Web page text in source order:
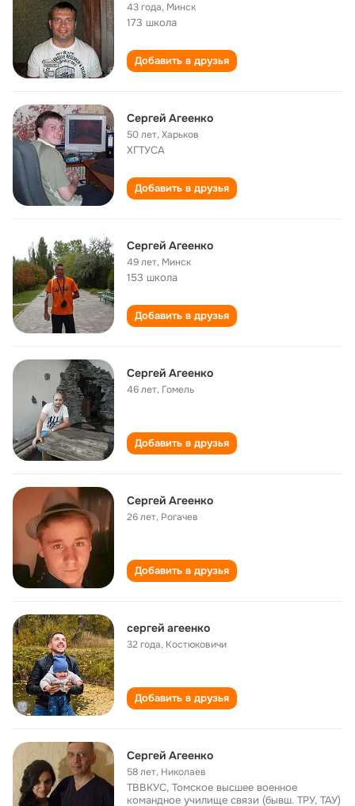
43 года, Минск
173 школа
Добавить в друзья
Сергей Агеенко
50 лет,Харьков
ХГТУСА
Добавить в друзья
Сергей Агеенко
49 лет, Минск
153 школа
Добавить в друзья
Сергей Агеенко
46 лет, Гомель
Добавить в друзья
Сергей Агеенко
26 лет, Рогачев
Добавить в друзья
сергей агеенко
32 года, Костюковичи
Добавить в друзья
Сергей Агеенко
58 лет, Николаев
ТВВКУС, Томское высшее военное
командное училище связи (бывш. ТРУ, ТАУ)